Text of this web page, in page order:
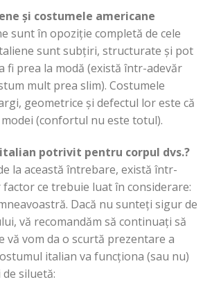
și costumele americane
sunt în opoziție completă de cele
sunt subțiri, structurate și pot
fi prea la modă (există într-adevăr
mult prea slim). Costumele
geometrice și defectul lor este că
(confortul nu este totul).
potrivit pentru corpul dvs.?
la această întrebare, există într-
ce trebuie luat în considerare:
Dacă nu sunteți sigur de
vă recomandăm să continuați să
vă vom da o scurtă prezentare a
italian va funcționa (sau nu)
siluetă: